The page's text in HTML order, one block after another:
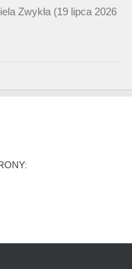
Zwykła (19 lipca 2026